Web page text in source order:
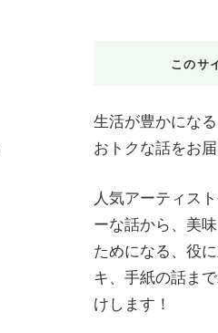
このサ
生活が豊かにな
おトクな話をお届
人気アーティス
ーな話から、美
ためになる、役
キ、手紙の話ま
けします！